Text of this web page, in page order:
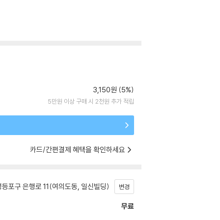
3,150원 (5%)
5만원 이상 구매 시 2천원 추가 적립
카드/간편결제 혜택을 확인하세요
포구 은행로 11(여의도동, 일신빌딩) 변경
무료